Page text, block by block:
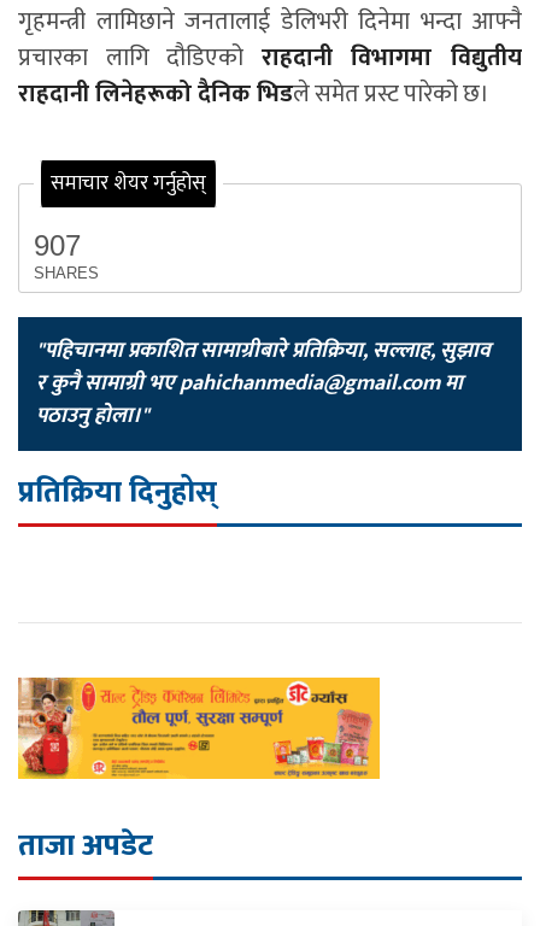
गृहमन्त्री लामिछाने जनतालाई डेलिभरी दिनेमा भन्दा आफ्नै
प्रचारका लागि दौडिएको राहदानी विभागमा विद्युतीय
राहदानी लिनेहरूको दैनिक भिडले समेत प्रस्ट पारेको छ।
समाचार शेयर गर्नुहोस्
907
SHARES
"पहिचानमा प्रकाशित सामाग्रीबारे प्रतिक्रिया, सल्लाह, सुझाव
र कुनै सामाग्री भएpahichanmedia@gmail.comमा
पठाउनु होला।"
प्रतिक्रिया दिनुहोस्
ताजा अपडेट